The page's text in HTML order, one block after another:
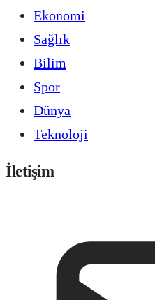
Ekonomi
Sağlık
Bilim
Spor
Dünya
Teknoloji
İletişim